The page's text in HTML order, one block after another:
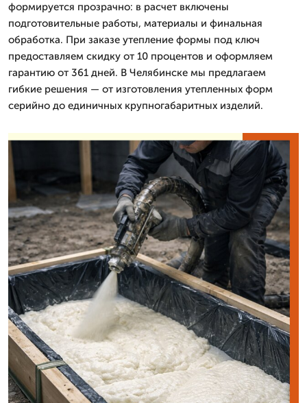
формируется прозрачно: в расчет включены
подготовительные работы, материалы и финальная
обработка. При заказе утепление формы под ключ
предоставляем скидку от 10 процентов и оформляем
гарантию от 361 дней. В Челябинске мы предлагаем
гибкие решения — от изготовления утепленных форм
серийно до единичных крупногабаритных изделий.